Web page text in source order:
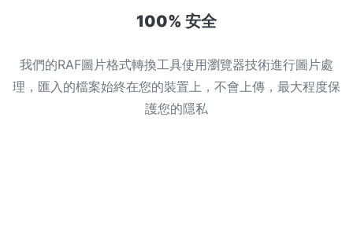
100% 安全
我們的RAF圖片格式轉換工具使用瀏覽器技術進行圖片處
理，匯入的檔案始終在您的裝置上，不會上傳，最大程度保
護您的隱私